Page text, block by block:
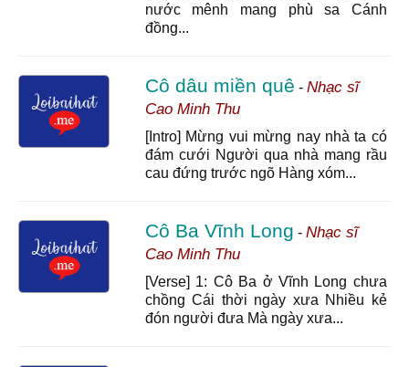
nước mênh mang phù sa Cánh
đồng...
Cô dâu miền quê - Nhạc sĩ
Cao Minh Thu
[Intro] Mừng vui mừng nay nhà ta có
đám cưới Người qua nhà mang rầu
cau đứng trước ngõ Hàng xóm...
Cô Ba Vĩnh Long - Nhạc sĩ
Cao Minh Thu
[Verse] 1: Cô Ba ở Vĩnh Long chưa
chồng Cái thời ngày xưa Nhiều kẻ
đón người đưa Mà ngày xưa...